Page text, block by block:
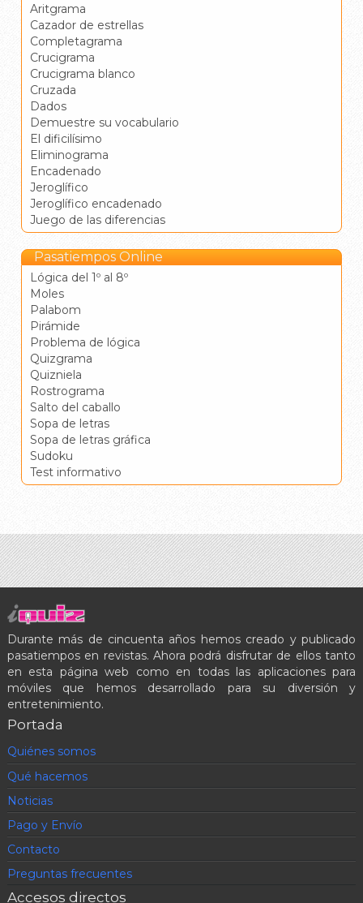
Aritgrama
Cazador de estrellas
Completagrama
Crucigrama
Crucigrama blanco
Cruzada
Dados
Demuestre su vocabulario
El dificilísimo
Eliminograma
Encadenado
Jeroglífico
Jeroglífico encadenado
Juego de las diferencias
Pasatiempos Online
Lógica del 1º al 8º
Moles
Palabom
Pirámide
Problema de lógica
Quizgrama
Quizniela
Rostrograma
Salto del caballo
Sopa de letras
Sopa de letras gráfica
Sudoku
Test informativo
Durante más de cincuenta años hemos creado y publicado
pasatiempos en revistas. Ahora podrá disfrutar de ellos tanto
en esta página web como en todas las aplicaciones para
móviles que hemos desarrollado para su diversión y
entretenimiento.
Portada
Quiénes somos
Qué hacemos
Noticias
Pago y Envío
Contacto
Preguntas frecuentes
Accesos directos